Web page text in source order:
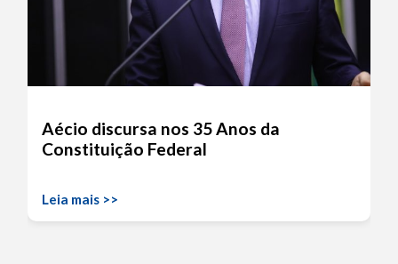
Aécio discursa nos 35 Anos da
Constituição Federal
Leia mais >>